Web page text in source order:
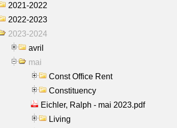
2021-2022
2022-2023
2023-2024
avril
mai
Const Office Rent
Constituency
Eichler, Ralph - mai 2023.pdf
Living